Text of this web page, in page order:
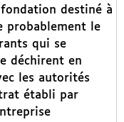
destiné à
probablement le
qui se
déchirent en
les autorités
établi par